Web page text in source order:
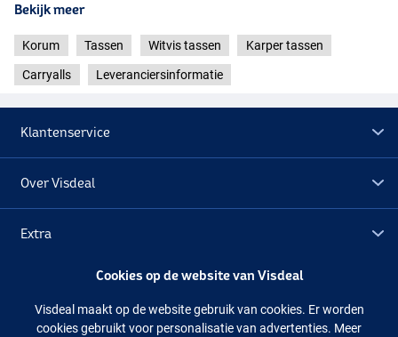
Bekijk meer
Korum Tassen Witvis tassen Karper tassen
Carryalls Leveranciersinformatie
Klantenservice
Over Visdeal
Extra
Cookies op de website van Visdeal
Visdeal maakt op de website gebruik van cookies. Er worden
cookies gebruikt voor personalisatie van advertenties. Meer